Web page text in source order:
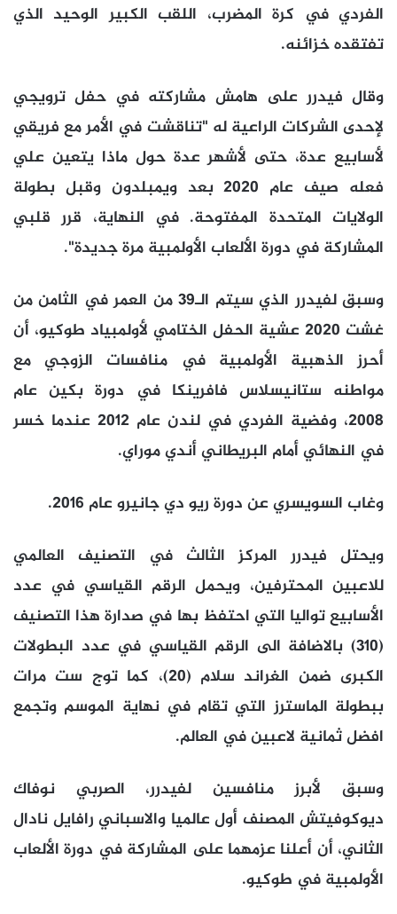
الفردي في كرة المضرب، اللقب الكبير الوحيد الذي
تفتقده خزائنه.
وقال فيدرر على هامش مشاركته في حفل ترويجي
لإحدى الشركات الراعية له "تناقشت في الأمر مع فريقي
لأسابيع عدة، حتى لأشهر عدة حول ماذا يتعين علي
فعله صيف عام 2020 بعد ويمبلدون وقبل بطولة
الولايات المتحدة المفتوحة. في النهاية، قرر قلبي
المشاركة في دورة الألعاب الأولمبية مرة جديدة".
وسبق لفيدرر الذي سيتم الـ39 من العمر في الثامن من
غشت 2020 عشية الحفل الختامي لأولمبياد طوكيو، أن
أحرز الذهبية الأولمبية في منافسات الزوجي مع
مواطنه ستانيسلاس فافرينكا في دورة بكين عام
2008، وفضية الفردي في لندن عام 2012 عندما خسر
في النهائي أمام البريطاني أندي موراي.
وغاب السويسري عن دورة ريو دي جانيرو عام 2016.
ويحتل فيدرر المركز الثالث في التصنيف العالمي
للاعبين المحترفين، ويحمل الرقم القياسي في عدد
الأسابيع تواليا التي احتفظ بها في صدارة هذا التصنيف
(310) بالاضافة الى الرقم القياسي في عدد البطولات
الكبرى ضمن الغراند سلام (20)، كما توج ست مرات
ببطولة الماسترز التي تقام في نهاية الموسم وتجمع
افضل ثمانية لاعبين في العالم.
وسبق لأبرز منافسين لفيدرر، الصربي نوفاك
ديوكوفيتش المصنف أول عالميا والاسباني رافايل نادال
الثاني، أن أعلنا عزمهما على المشاركة في دورة الألعاب
الأولمبية في طوكيو.